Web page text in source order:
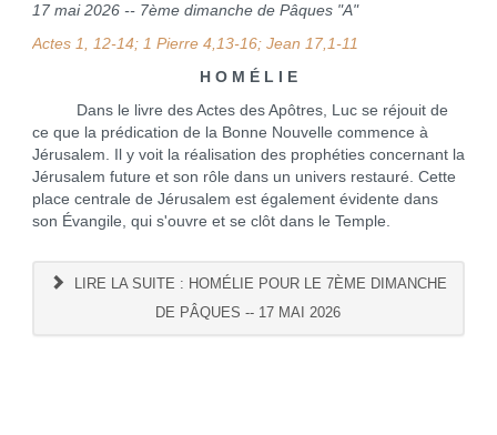
17 mai 2026 -- 7ème dimanche de Pâques "A"
Actes 1, 12-14; 1 Pierre 4,13-16; Jean 17,1-11
H O M É L I E
Dans le livre des Actes des Apôtres, Luc se réjouit de
ce que la prédication de la Bonne Nouvelle commence à
Jérusalem. Il y voit la réalisation des prophéties concernant la
Jérusalem future et son rôle dans un univers restauré. Cette
place centrale de Jérusalem est également évidente dans
son Évangile, qui s'ouvre et se clôt dans le Temple.
LIRE LA SUITE : HOMÉLIE POUR LE 7ÈME DIMANCHE
DE PÂQUES -- 17 MAI 2026